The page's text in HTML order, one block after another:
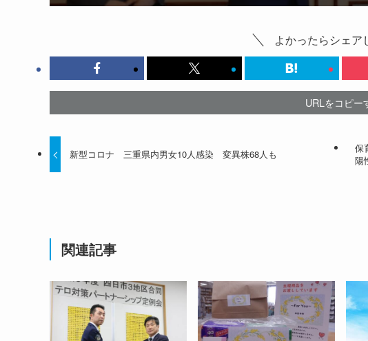
よかったらシェア
URLをコピー
新型コロナ 三重県内男女10人感染 変異株68人も
保
陽
関連記事